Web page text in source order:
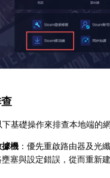
基礎操作來排查本地端的
機 ：優先重啟路由器及光
塞與設定錯誤，從而重新